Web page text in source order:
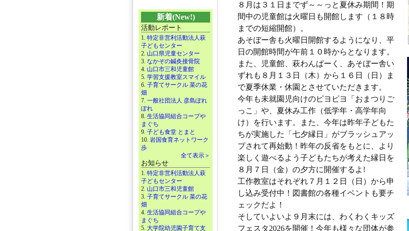
新着(New!)
活動レポート
1. 特定非営利活動法人萩
子どもセンター
2. 山口県児童センター
3. なかぞの鍼灸接骨院
4. 山口市三和児童館
5. 学習支援教室スマイル
6. 子育てサークル 菜の花
畑
7. 一般社団法人 彦島ぽれ
ぽれ
8. 生活協同組合コープや
まぐち
9. 子ども食堂 とまと
10. 岩国食育ネットワーク
歩
全て表示＞
お知らせ
1. 特定非営利活動法人萩
子どもセンター
2. 山口市三和児童館
3. 子育てサークル 菜の花
畑
4. 生活協同組合コープや
まぐち
5. 大学院幼児園子育て支
８月は３１日までず～～っと夏休み期間！期
間中の児童館は火曜日も開館します（１８時
までの短縮開館）。
あそぼー舎も火曜日開館するようになり、平
日の開館時間が午前１０時からとなります。
また、児童館、萩わんぱーく、あそぼー舎い
ずれも８月１３日（木）から１６日（日）ま
で夏季休業・休園とさせていただきます。
今年も未就園児向けのピヨピヨ「おまつりご
っこ」や、夏休み工作（低学年・高学年向
け）を行います。また、今年は昨年子どもた
ちが実施した「七夕縁日」がブラッシュアッ
プされて再始動！昨年の反省をもとに、より
楽しく遊べるよう子どもたちが考えた縁日を
８月７日（金）の夕方に開催するよ!
工作教室はそれぞれ７月１２日（日）から申
し込み受付中！図書館の各種イベントも要チ
ェックだよ！
そしていよいよ９月末には、わくわくキッズ
フェスタ2026を開催！今年も様々な団体が参